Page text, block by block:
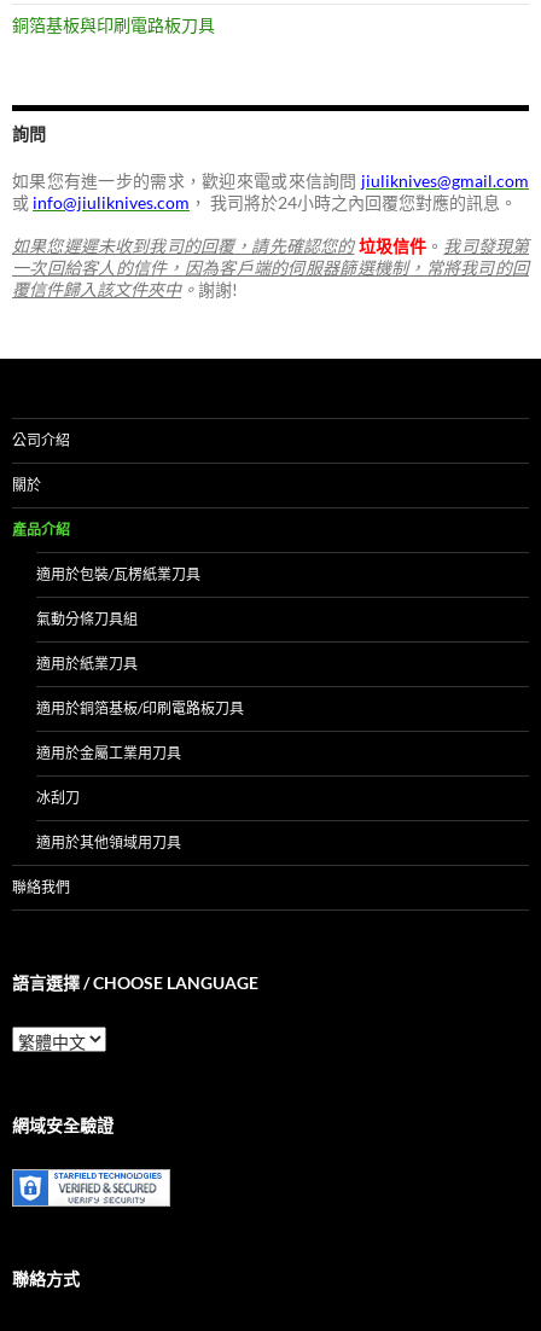
銅箔基板與印刷電路板刀具
詢問
如果您有進一步的需求，歡迎來電或來信詢問 jiuliknives@gmail.com
或 info@jiuliknives.com ， 我司將於24小時之內回覆您對應的訊息。
如果您遲遲未收到我司的回覆，請先確認您的 垃圾信件 。 我司發現第
一次回給客人的信件，因為客戶端的伺服器篩選機制，常將我司的回
覆信件歸入該文件夾中。謝謝!
公司介紹
關於
產品介紹
適用於包裝/瓦楞紙業刀具
氣動分條刀具組
適用於紙業刀具
適用於銅箔基板/印刷電路板刀具
適用於金屬工業用刀具
冰刮刀
適用於其他領域用刀具
聯絡我們
語言選擇 / CHOOSE LANGUAGE
語
言
/
Language
網域安全驗證
聯絡方式